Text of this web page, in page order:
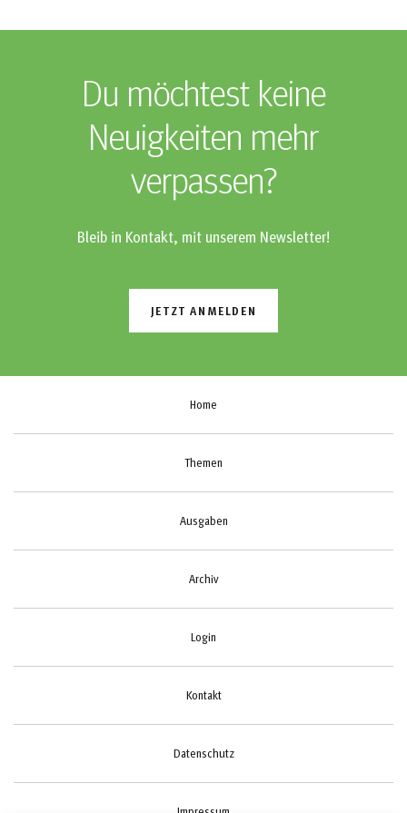
Du möchtest keine
Neuigkeiten mehr
verpassen?
Bleib in Kontakt, mit unserem Newsletter!
JETZT ANMELDEN
Home
Themen
Ausgaben
Archiv
Login
Kontakt
Datenschutz